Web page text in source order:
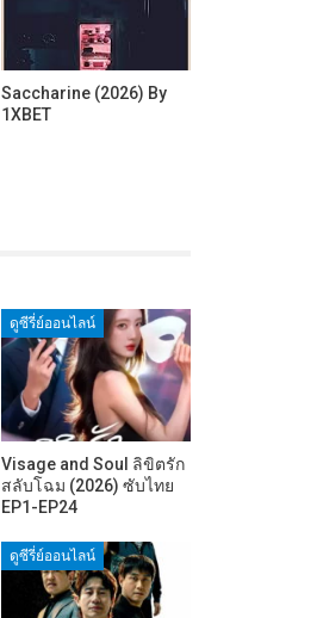
Saccharine (2026) By
1XBET
ดูซีรี่ย์ออนไลน์
Visage and Soul ลิขิตรัก
สลับโฉม (2026) ซับไทย
EP1-EP24
ดูซีรี่ย์ออนไลน์